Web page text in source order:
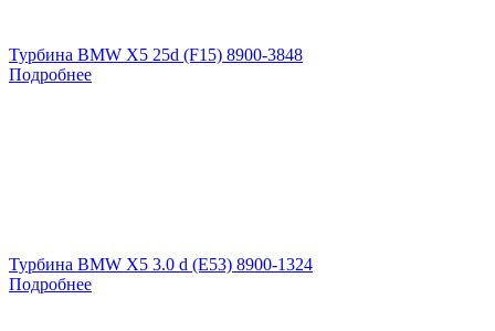
Турбина BMW X5 25d (F15) 8900-3848
Подробнее
Турбина BMW X5 3.0 d (E53) 8900-1324
Подробнее